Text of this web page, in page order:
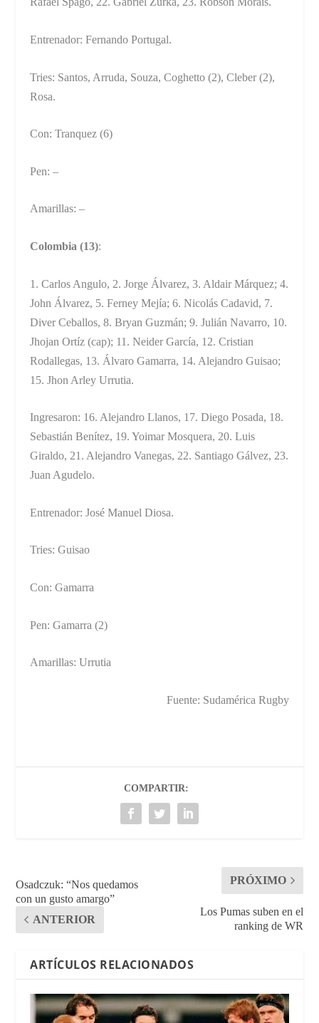
Entrenador: Fernando Portugal.
Tries: Santos, Arruda, Souza, Coghetto (2), Cleber (2),
Rosa.
Con: Tranquez (6)
Pen: –
Amarillas: –
Colombia (13):
1. Carlos Angulo, 2. Jorge Álvarez, 3. Aldair Márquez; 4.
John Álvarez, 5. Ferney Mejía; 6. Nicolás Cadavid, 7.
Diver Ceballos, 8. Bryan Guzmán; 9. Julián Navarro, 10.
Jhojan Ortíz (cap); 11. Neider García, 12. Cristian
Rodallegas, 13. Álvaro Gamarra, 14. Alejandro Guisao;
15. Jhon Arley Urrutia.
Ingresaron: 16. Alejandro Llanos, 17. Diego Posada, 18.
Sebastián Benítez, 19. Yoimar Mosquera, 20. Luis
Giraldo, 21. Alejandro Vanegas, 22. Santiago Gálvez, 23.
Juan Agudelo.
Entrenador: José Manuel Diosa.
Tries: Guisao
Con: Gamarra
Pen: Gamarra (2)
Amarillas: Urrutia
Fuente: Sudamérica Rugby
COMPARTIR:
Osadczuk: “Nos quedamos
con un gusto amargo”
ANTERIOR
PRÓXIMO
Los Pumas suben en el
ranking de WR
ARTÍCULOS RELACIONADOS